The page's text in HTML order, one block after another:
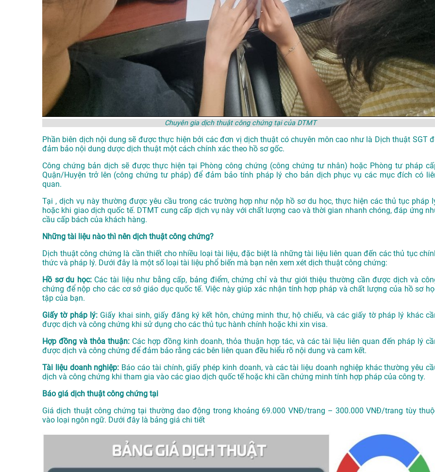
Chuyên gia dịch thuật công chứng tại của DTMT
Phần biên dịch nội dung sẽ được thực hiện bởi các đơn vị dịch thuật có chuyên môn cao như là Dịch thuật SGT
đảm bảo nội dung dược dịch thuật một cách chính xác theo hồ sơ gốc.
Công chứng bản dịch sẽ được thực hiện tại Phòng công chứng (công chứng tư nhân) hoặc Phòng tư pháp
Quận/Huyện trở lên (công chứng tư pháp) để đảm bảo tính pháp lý cho bản dịch phục vụ các mục đích có
quan.
Tại , dịch vụ này thường được yêu cầu trong các trường hợp như nộp hồ sơ du học, thực hiện các thủ tục pháp
hoặc khi giao dịch quốc tế. DTMT cung cấp dịch vụ này với chất lượng cao và thời gian nhanh chóng, đáp ứng
cầu cấp bách của khách hàng.
Những tài liệu nào thì nên dịch thuật công chứng?
Dịch thuật công chứng là cần thiết cho nhiều loại tài liệu, đặc biệt là những tài liệu liên quan đến các thủ tục
thức và pháp lý. Dưới đây là một số loại tài liệu phổ biến mà bạn nên xem xét dịch thuật công chứng:
Hồ sơ du học:Các tài liệu như bằng cấp, bảng điểm, chứng chỉ và thư giới thiệu thường cần được dịch và
chứng để nộp cho các cơ sở giáo dục quốc tế. Việc này giúp xác nhận tính hợp pháp và chất lượng của hồ sơ
tập của bạn.
Giấy tờ pháp lý: Giấy khai sinh, giấy đăng ký kết hôn, chứng minh thư, hộ chiếu, và các giấy tờ pháp lý khác
được dịch và công chứng khi sử dụng cho các thủ tục hành chính hoặc khi xin visa.
Hợp đồng và thỏa thuận: Các hợp đồng kinh doanh, thỏa thuận hợp tác, và các tài liệu liên quan đến pháp lý
được dịch và công chứng để đảm bảo rằng các bên liên quan đều hiểu rõ nội dung và cam kết.
Tài liệu doanh nghiệp: Báo cáo tài chính, giấy phép kinh doanh, và các tài liệu doanh nghiệp khác thường yêu
dịch và công chứng khi tham gia vào các giao dịch quốc tế hoặc khi cần chứng minh tính hợp pháp của công ty.
Báo giá dịch thuật công chứng tại
Giá dịch thuật công chứng tại thường dao động trong khoảng 69.000 VNĐ/trang – 300.000 VNĐ/trang tùy
vào loại ngôn ngữ. Dưới đây là bảng giá chi tiết